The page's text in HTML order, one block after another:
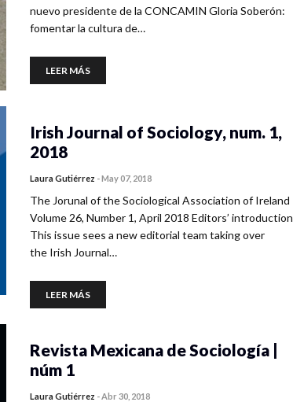
nuevo presidente de la CONCAMIN Gloria Soberón:
fomentar la cultura de…
LEER MÁS
Irish Journal of Sociology, num. 1,
2018
Laura Gutiérrez -May 07, 2018
The Jorunal of the Sociological Association of Ireland
Volume 26, Number 1, April 2018 Editors’ introduction
This issue sees a new editorial team taking over
the Irish Journal…
LEER MÁS
Revista Mexicana de Sociología |
núm 1
Laura Gutiérrez -Abr 30, 2018